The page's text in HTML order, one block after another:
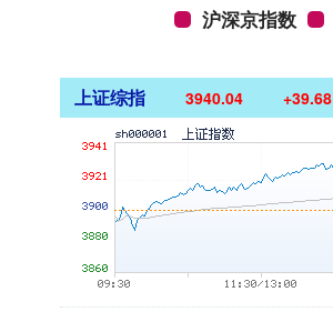
沪深京指数
上证综指 3940.04 +39.68